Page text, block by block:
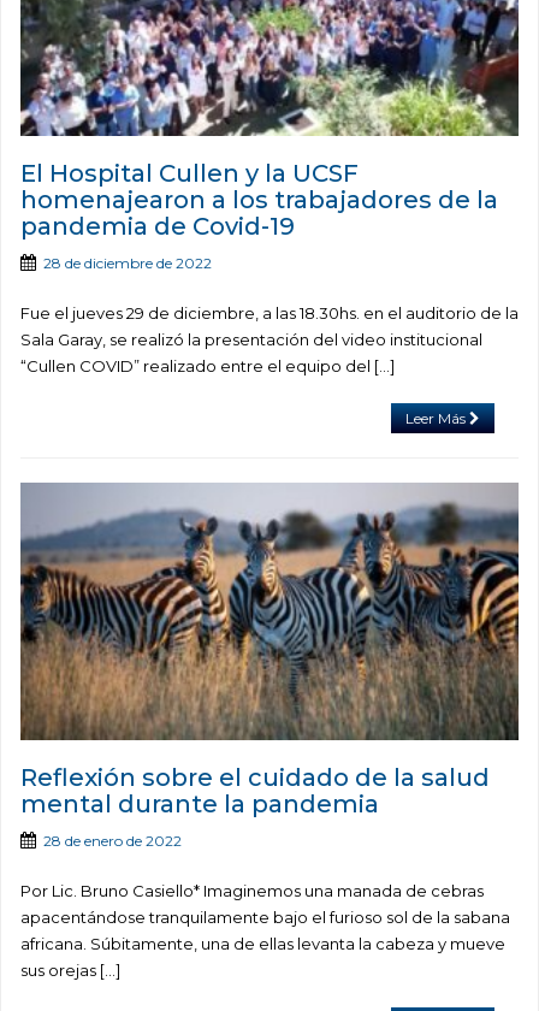
El Hospital Cullen y la UCSF
homenajearon a los trabajadores de la
pandemia de Covid-19
28 de diciembre de 2022
Fue el jueves 29 de diciembre, a las 18.30hs. en el auditorio de la
Sala Garay, se realizó la presentación del video institucional
“Cullen COVID” realizado entre el equipo del […]
Leer Más
Reflexión sobre el cuidado de la salud
mental durante la pandemia
28 de enero de 2022
Por Lic. Bruno Casiello* Imaginemos una manada de cebras
apacentándose tranquilamente bajo el furioso sol de la sabana
africana. Súbitamente, una de ellas levanta la cabeza y mueve
sus orejas […]